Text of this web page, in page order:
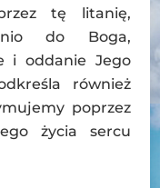
tę litanię,
do Boga,
i oddanie Jego
również
poprzez
życia sercu